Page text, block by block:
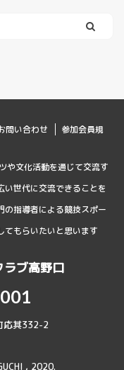
問い合わせ
参加会員規
や文化活動を通じて交流す
い世代に交流できることを
の指導者による競技スポー
てもらいたいと思います
ラブ高野口
応其332-2
, 2020.